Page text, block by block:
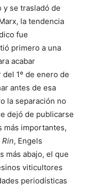
se trasladó de
la tendencia
fue
primero a una
acabar
1º de enero de
antes de esa
la separación no
dejó de publicarse
más importantes,
, Engels
más abajo, el que
viticultores
periodísticas